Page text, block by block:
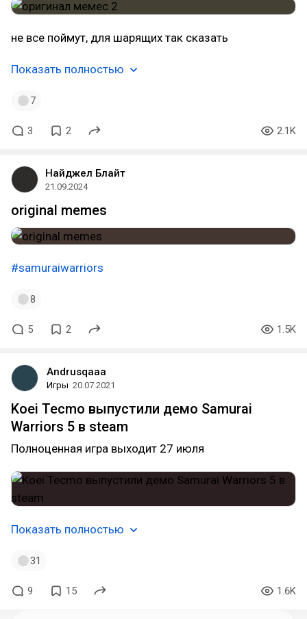
не все поймут, для шарящих так сказать
Показать полностью
7
3 2 2.1K
Найджел Блайт
21.09.2024
original memes
#samuraiwarriors
8
5 2 1.5K
Andrusqaaa
Игры 20.07.2021
Koei Tecmo выпустили демо Samurai
Warriors 5 в steam
Полноценная игра выходит 27 июля
Показать полностью
31
9 15 1.6K